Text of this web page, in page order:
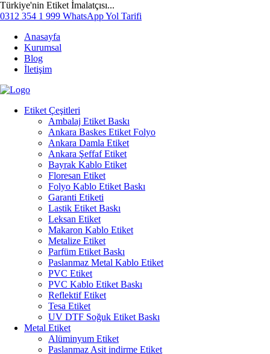
Türkiye'nin Etiket İmalatçısı...
0312 354 1 999 WhatsAppYol Tarifi
Anasayfa
Kurumsal
Blog
İletişim
Etiket Çeşitleri
Ambalaj Etiket Baskı
Ankara Baskes Etiket Folyo
Ankara Damla Etiket
Ankara Şeffaf Etiket
Bayrak Kablo Etiket
Floresan Etiket
Folyo Kablo Etiket Baskı
Garanti Etiketi
Lastik Etiket Baskı
Leksan Etiket
Makaron Kablo Etiket
Metalize Etiket
Parfüm Etiket Baskı
Paslanmaz Metal Kablo Etiket
PVC Etiket
PVC Kablo Etiket Baskı
Reflektif Etiket
Tesa Etiket
UV DTF Soğuk Etiket Baskı
Metal Etiket
Alüminyum Etiket
Paslanmaz Asit indirme Etiket